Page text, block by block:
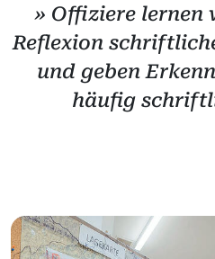
» Offiziere lernen
Reflexion
und geben
häufig